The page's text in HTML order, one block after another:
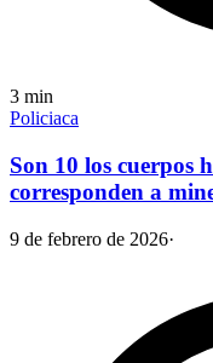
3 min
Policiaca
Son 10 los cuerpos
corresponden a
9 de febrero de 2026·